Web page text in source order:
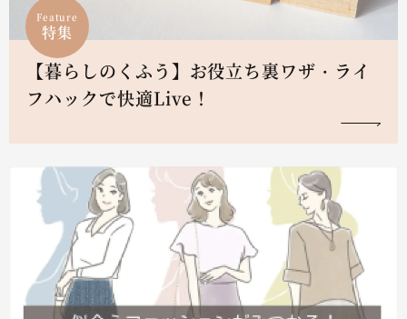
Feature
特集
【暮らしのくふう】お役立ち裏ワザ・ライ
フハックで快適Live！